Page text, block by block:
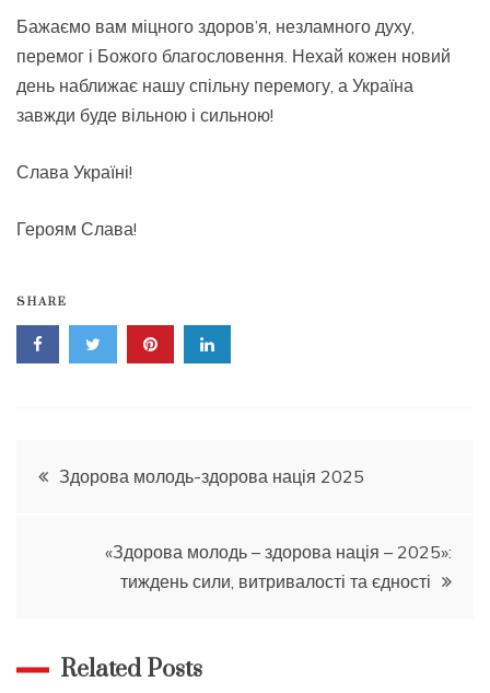
Бажаємо вам міцного здоров’я, незламного духу,
перемог і Божого благословення. Нехай кожен новий
день наближає нашу спільну перемогу, а Україна
завжди буде вільною і сильною!
Слава Україні!
Героям Слава!
SHARE
Навігація
Здорова молодь-здорова нація 2025
«Здорова молодь – здорова нація – 2025»:
тиждень сили, витривалості та єдності
Related Posts